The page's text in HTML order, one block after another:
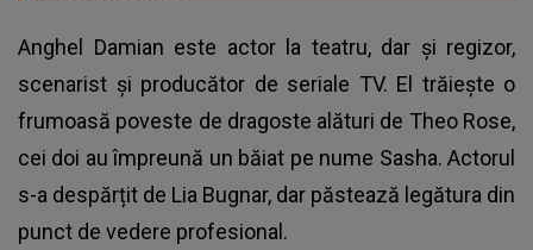
Anghel Damian este actor la teatru, dar și regizor,
scenarist și producător de seriale TV. El trăiește o
frumoasă poveste de dragoste alături de Theo Rose,
cei doi au împreună un băiat pe nume Sasha. Actorul
s-a despărțit de Lia Bugnar, dar păstează legătura din
punct de vedere profesional.